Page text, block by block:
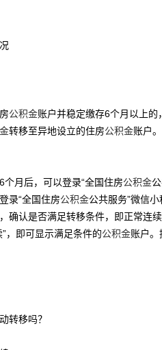
公积金账户并稳定缴存6个月以上的
转移至异地设立的住房公积金账户。
月后，可以登录“全国住房公积金
录“全国住房公积金公共服务”微信小
确认是否满足转移条件，即正常连
，即可显示满足条件的公积金账户。
转移吗？